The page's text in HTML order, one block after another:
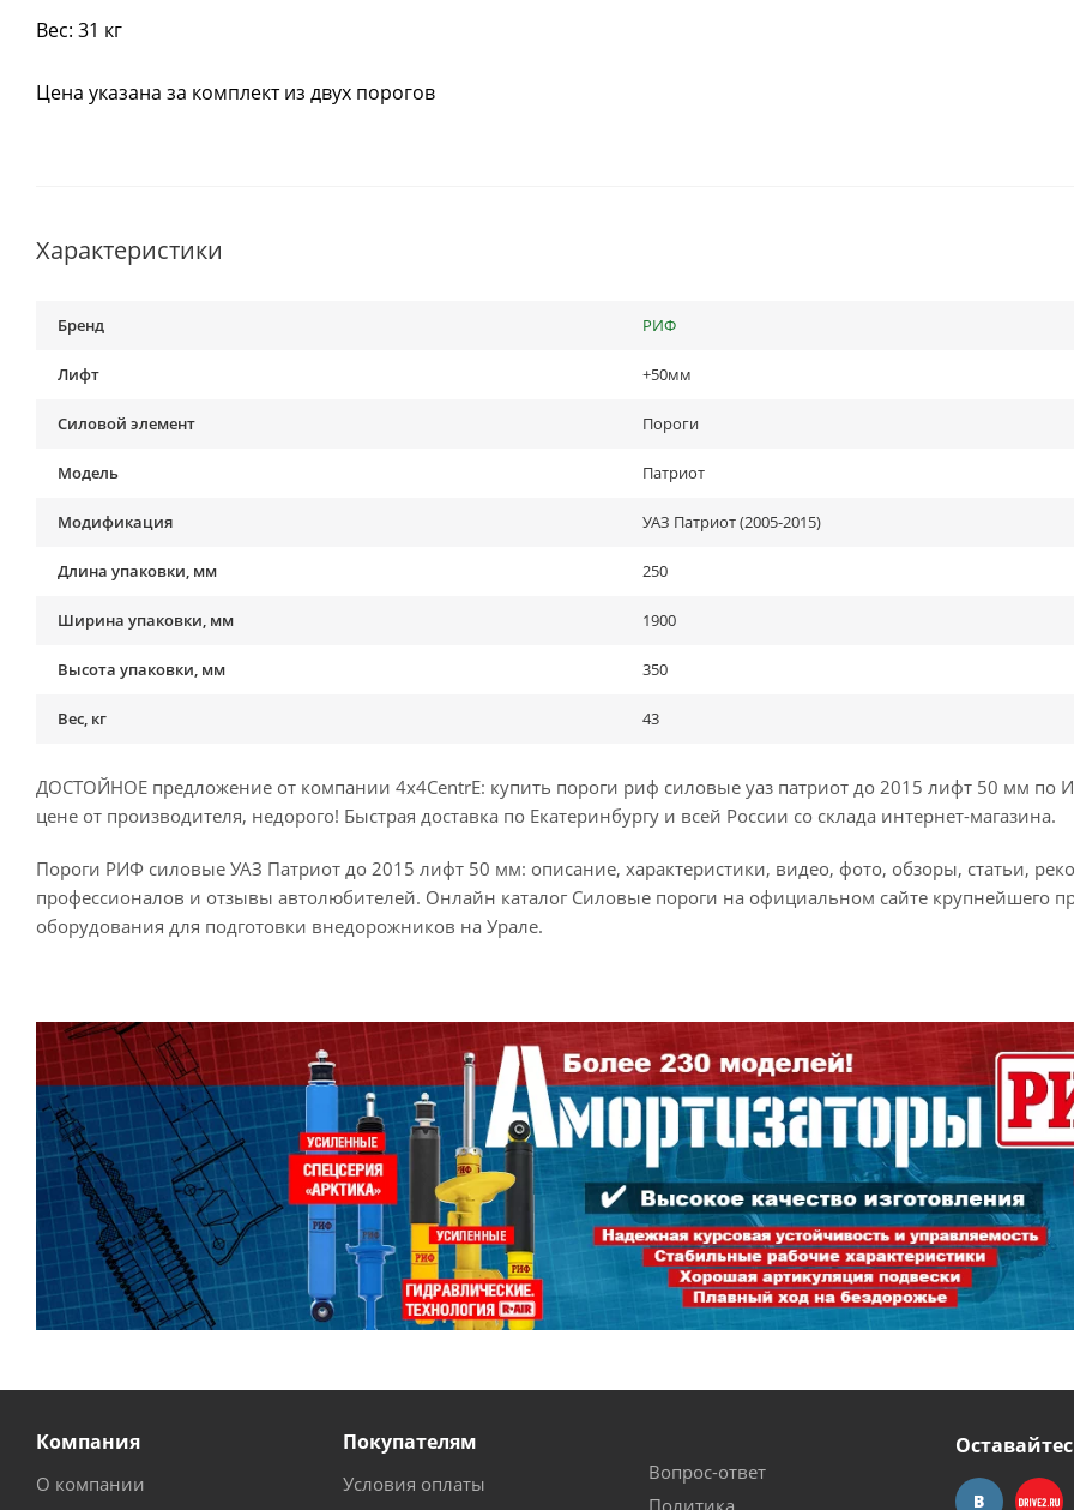
Вес: 31 кг
Цена указана за комплект из двух порогов
Характеристики
Бренд РИФ
Лифт +50мм
Силовой элемент Пороги
Модель Патриот
Модификация УАЗ Патриот (2005-2015)
Длина упаковки, мм 250
Ширина упаковки, мм 1900
Высота упаковки, мм 350
Вес, кг 43
ДОСТОЙНОЕ предложение от компании 4x4CentrE: купить пороги риф силовые уаз патриот до 2015 лифт 50 мм по
цене от производителя, недорого! Быстрая доставка по Екатеринбургу и всей России со склада интернет-магазина.
Пороги РИФ силовые УАЗ Патриот до 2015 лифт 50 мм: описание, характеристики, видео, фото, обзоры, статьи,
профессионалов и отзывы автолюбителей. Онлайн каталог Силовые пороги на официальном сайте крупнейшего
оборудования для подготовки внедорожников на Урале.
Компания
О компании
Покупателям
Условия оплаты
Вопрос-ответ